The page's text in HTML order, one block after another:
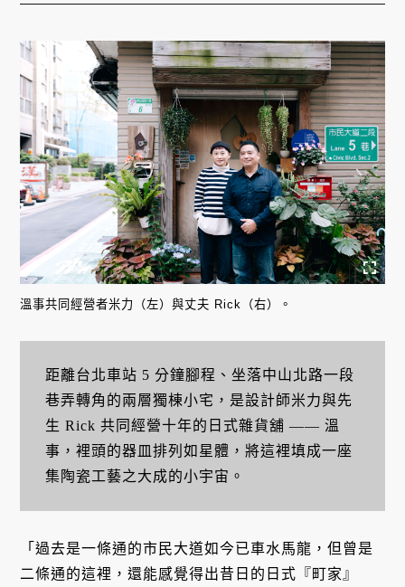
溫事共同經營者米力（左）與丈夫 Rick（右）。
距離台北車站 5 分鐘腳程、坐落中山北路一段
巷弄轉角的兩層獨棟小宅，是設計師米力與先
生 Rick 共同經營十年的日式雜貨舖 —— 溫
事，裡頭的器皿排列如星體，將這裡填成一座
集陶瓷工藝之大成的小宇宙。
「過去是一條通的市民大道如今已車水馬龍，但曾是
二條通的這裡，還能感覺得出昔日的日式『町家』